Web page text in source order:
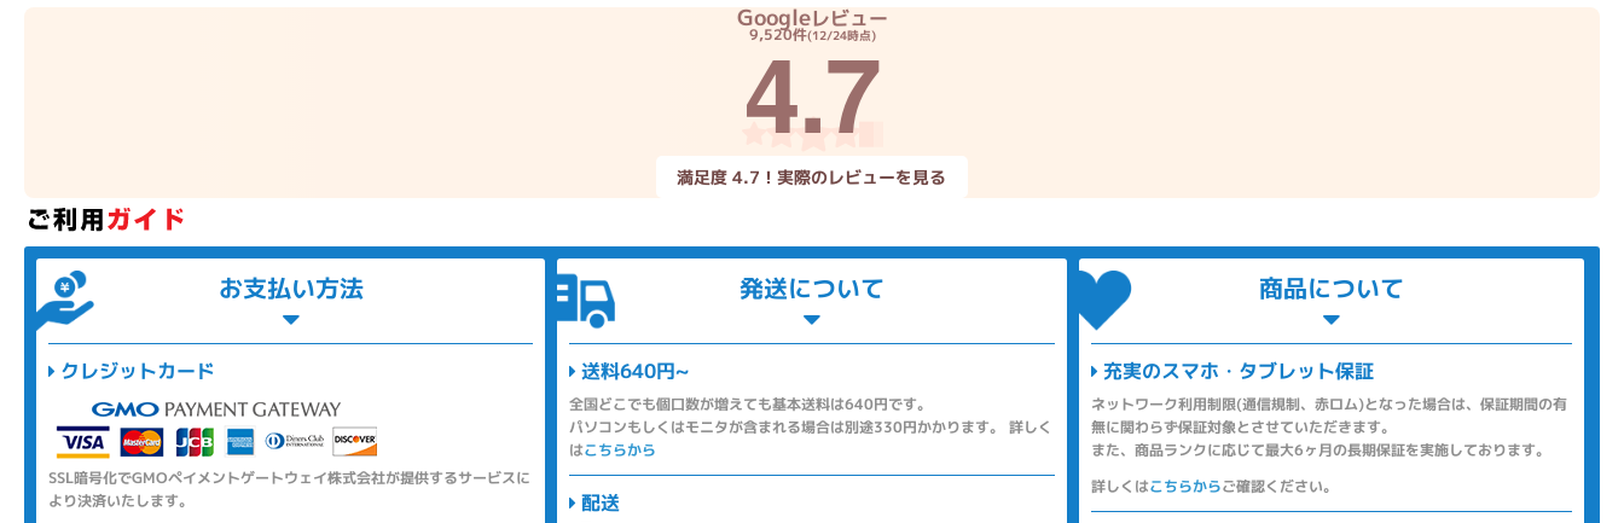
Googleレビュー
9,520件(12/24時点)
4.7
満足度 4.7！実際のレビューを見る
お支払い方法
クレジットカード
SSL暗号化でGMOペイメントゲートウェイ株式会社が提供するサービスに
より決済いたします。
発送について
送料640円~
全国どこでも個口数が増えても基本送料は640円です。
パソコンもしくはモニタが含まれる場合は別途330円かかります。 詳しく
はこちらから
配送
商品について
充実のスマホ・タブレット保証
ネットワーク利用制限(通信規制、赤ロム)となった場合は、保証期間の有
無に関わらず保証対象とさせていただきます。
また、商品ランクに応じて最大6ヶ月の長期保証を実施しております。
詳しくはこちらからご確認ください。